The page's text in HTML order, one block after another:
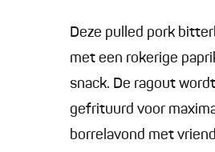
Deze pulled pork
met een rokerige
snack. De ragout
gefrituurd voor
borrelavond met